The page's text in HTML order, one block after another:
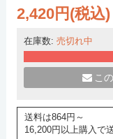
2,420円(税込)
在庫数: 売切れ中
こ
送料は864円～
16,200円以上購入で